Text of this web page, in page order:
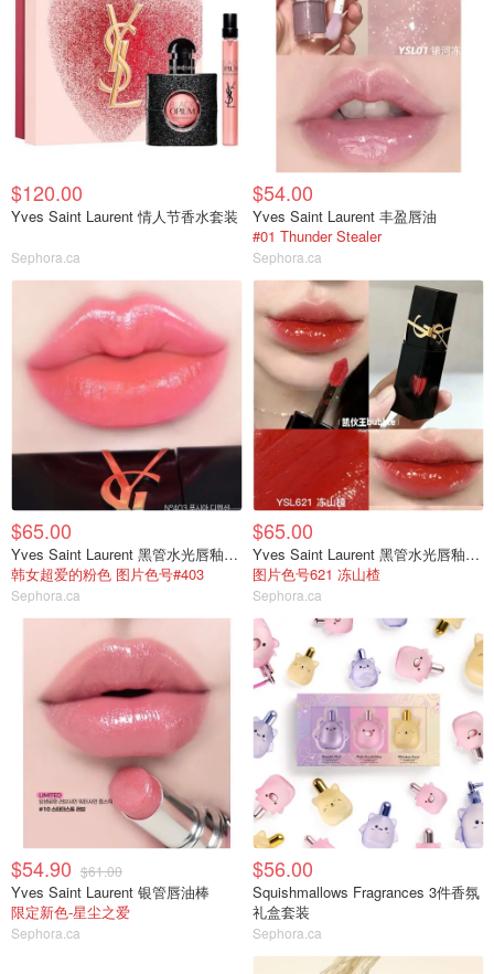
$120.00
Yves Saint Laurent 情人节香水套装
Sephora.ca
$54.00
Yves Saint Laurent 丰盈唇油
#01 Thunder Stealer
Sephora.ca
$65.00
Yves Saint Laurent 黑管水光唇釉#403
韩女超爱的粉色 图片色号#403
Sephora.ca
$65.00
Yves Saint Laurent 黑管水光唇釉#621
图片色号621 冻山楂
Sephora.ca
$54.90 $61.00
Yves Saint Laurent 银管唇油棒
限定新色-星尘之爱
Sephora.ca
$56.00
Squishmallows Fragrances 3件香氛
礼盒套装
Sephora.ca